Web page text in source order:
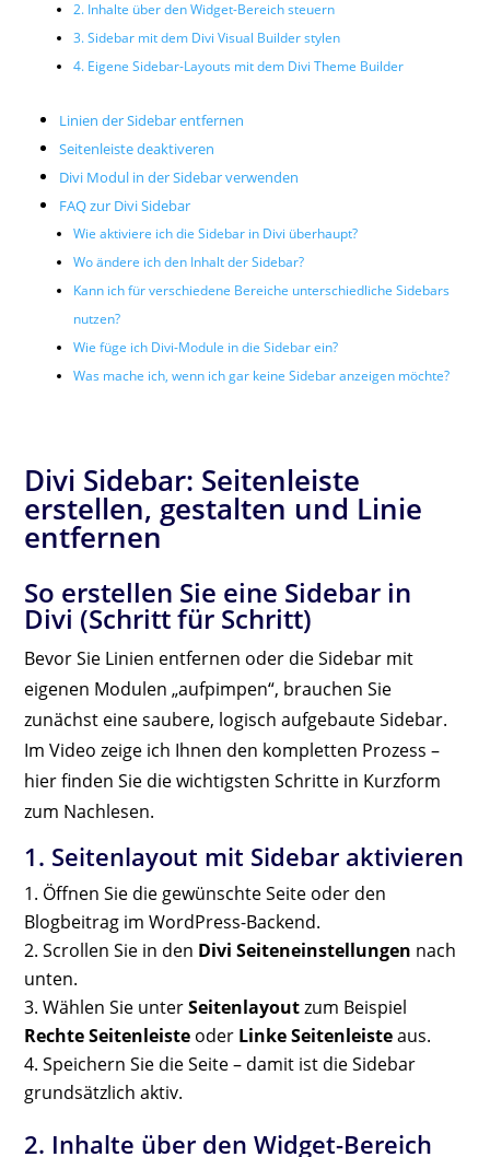
2. Inhalte über den Widget-Bereich steuern
3. Sidebar mit dem Divi Visual Builder stylen
4. Eigene Sidebar-Layouts mit dem Divi Theme Builder
Linien der Sidebar entfernen
Seitenleiste deaktiveren
Divi Modul in der Sidebar verwenden
FAQ zur Divi Sidebar
Wie aktiviere ich die Sidebar in Divi überhaupt?
Wo ändere ich den Inhalt der Sidebar?
Kann ich für verschiedene Bereiche unterschiedliche Sidebars
nutzen?
Wie füge ich Divi-Module in die Sidebar ein?
Was mache ich, wenn ich gar keine Sidebar anzeigen möchte?
Divi Sidebar: Seitenleiste
erstellen, gestalten und Linie
entfernen
So erstellen Sie eine Sidebar in
Divi (Schritt für Schritt)
Bevor Sie Linien entfernen oder die Sidebar mit
eigenen Modulen „aufpimpen“, brauchen Sie
zunächst eine saubere, logisch aufgebaute Sidebar.
Im Video zeige ich Ihnen den kompletten Prozess –
hier finden Sie die wichtigsten Schritte in Kurzform
zum Nachlesen.
1. Seitenlayout mit Sidebar aktivieren
Öffnen Sie die gewünschte Seite oder den
Blogbeitrag im WordPress-Backend.
Scrollen Sie in den Divi Seiteneinstellungen nach
unten.
Wählen Sie unterSeitenlayoutzum Beispiel
Rechte Seitenleiste oder Linke Seitenleisteaus.
Speichern Sie die Seite – damit ist die Sidebar
grundsätzlich aktiv.
2. Inhalte über den Widget-Bereich